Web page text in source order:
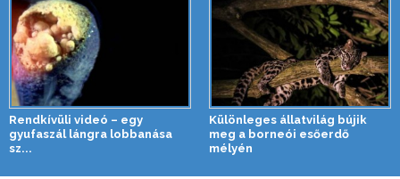
Rendkívüli videó – egy
gyufaszál lángra lobbanása
sz...
Különleges állatvilág bújik
meg a borneói esőerdő
mélyén